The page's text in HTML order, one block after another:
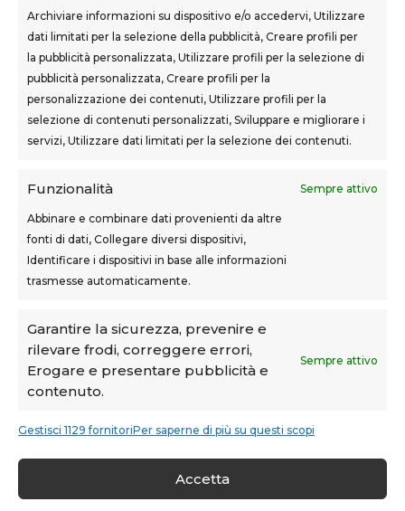
Archiviare informazioni su dispositivo e/o accedervi, Utilizzare
dati limitati per la selezione della pubblicità, Creare profili per
la pubblicità personalizzata, Utilizzare profili per la selezione di
pubblicità personalizzata, Creare profili per la
personalizzazione dei contenuti, Utilizzare profili per la
selezione di contenuti personalizzati, Sviluppare e migliorare i
servizi, Utilizzare dati limitati per la selezione dei contenuti.
Funzionalità Sempre attivo
Abbinare e combinare dati provenienti da altre
fonti di dati, Collegare diversi dispositivi,
Identificare i dispositivi in base alle informazioni
trasmesse automaticamente.
Garantire la sicurezza, prevenire e
rilevare frodi, correggere errori,
Erogare e presentare pubblicità e
contenuto.
Sempre attivo
Gestisci 1129 fornitoriPer saperne di più su questi scopi
Accetta
SEDI CORSI
Sovigliana – Vinci
Via F.lli Cairoli, 12
Castelfranco di Sotto
Teknoform srl – p.iva 05765060487 – Cap. Soc. euro
10.000 – CCIAA Toscana Nord Ovest – n.isc. REA PI-
Teknoform è Centro Formativo AiFOS (C.F.A.)